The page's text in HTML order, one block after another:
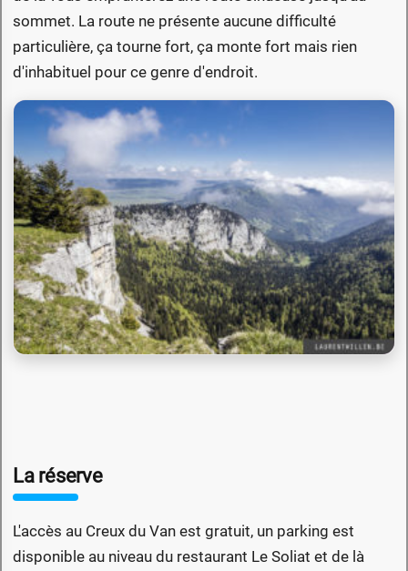
sommet. La route ne présente aucune difficulté
particulière, ça tourne fort, ça monte fort mais rien
d'inhabituel pour ce genre d'endroit.
La réserve
L'accès au Creux du Van est gratuit, un parking est
disponible au niveau du restaurant Le Soliat et de là